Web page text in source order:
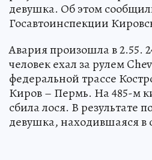
девушка. Об этом
Госавтоинспекции
Авария произошла в 2.55.
человек ехал за рулем
федеральной трассе
Киров – Пермь. На 485-м
сбила лося. В результате
девушка, находившаяся в